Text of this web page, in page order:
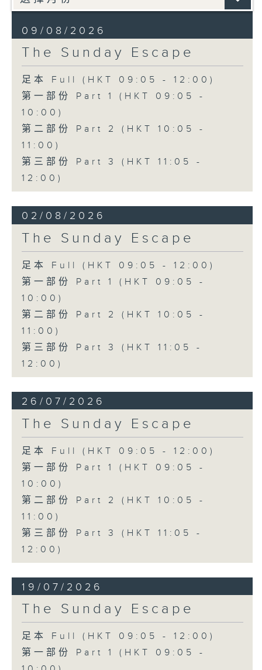
09/08/2026
The Sunday Escape
足本 Full (HKT 09:05 - 12:00)
第一部份 Part 1 (HKT 09:05 -
10:00)
第二部份 Part 2 (HKT 10:05 -
11:00)
第三部份 Part 3 (HKT 11:05 -
12:00)
02/08/2026
The Sunday Escape
足本 Full (HKT 09:05 - 12:00)
第一部份 Part 1 (HKT 09:05 -
10:00)
第二部份 Part 2 (HKT 10:05 -
11:00)
第三部份 Part 3 (HKT 11:05 -
12:00)
26/07/2026
The Sunday Escape
足本 Full (HKT 09:05 - 12:00)
第一部份 Part 1 (HKT 09:05 -
10:00)
第二部份 Part 2 (HKT 10:05 -
11:00)
第三部份 Part 3 (HKT 11:05 -
12:00)
19/07/2026
The Sunday Escape
足本 Full (HKT 09:05 - 12:00)
第一部份 Part 1 (HKT 09:05 -